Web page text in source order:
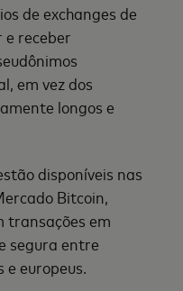
de exchanges de
receber
em vez dos
longos e
disponíveis nas
Bitcoin,
transações em
segura entre
europeus.